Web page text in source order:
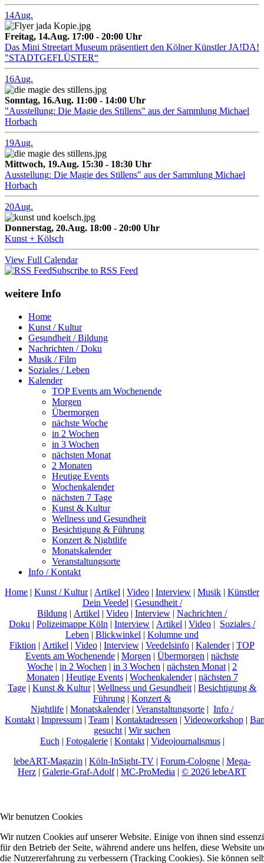
14Aug.
Freitag, 14.Aug. 17:00 - 20:00 Uhr
Das Mini Streetart Museum präsentiert den Kölner Künstler JA!DA!
"STADTGEFLÜSTER“
16Aug.
Sonntag, 16.Aug. 11:00 - 14:00 Uhr
"Ausstellung: Die Magie des Stillens" aus der Sammlung Michael
Horbach
19Aug.
Mittwoch, 19.Aug. 15:30 - 18:30 Uhr
Ausstellung: Die Magie des Stillens" aus der Sammlung Michael
Horbach
20Aug.
Donnerstag, 20.Aug. 18:00 - 20:00 Uhr
Kunst + Kölsch
View Full Calendar
Subscribe to RSS Feed
weitere Info
Home
Kunst / Kultur
Gesundheit / Bildung
Nachrichten / Doku
Musik / Film
Soziales / Leben
Kalender
TOP Events am Wochenende
Morgen
Übermorgen
nächste Woche
in 2 Wochen
in 3 Wochen
nächsten Monat
2 Monaten
Heutige Events
Wochenkalender
nächsten 7 Tage
Kunst & Kultur
Wellness und Gesundheit
Besichtigung & Führung
Konzert & Nightlife
Monatskalender
Veranstaltungsorte
Info / Kontakt
Home | Kunst / Kultur| Artikel | Video | Interview | Musik | Künstler
Dein Veedel | Gesundheit /
Bildung | Artikel | Video | Interview | Nachrichten /
Doku | Polizeimappe Köln | Interview | Artikel | Video | Soziales /
Leben | Blickwinkel | Kolumne und
Fiktion | Artikel | Video | Interview | Veedelsinfo | Kalender| TOP
Events am Wochenende | Morgen | Übermorgen | nächste
Woche | in 2 Wochen | in 3 Wochen | nächsten Monat | 2
Monaten | Heutige Events| Wochenkalender| nächsten 7
Tage | Kunst & Kultur| Wellness und Gesundheit | Besichtigung &
Führung | Konzert &
Nightlife | Monatskalender| Veranstaltungsorte | Info /
Kontakt | Impressum | Team | Kontaktadressen | Videoworkshop |
gesucht | Wir suchen
Euch | Fotogalerie| Kontakt| Videojournalismus|
lebeART-Magazin | Köln-InSight-TV | Forum-Cologne | Mega-
Herz | Galerie-Graf-Adolf| MC-ProMedia | © 2026 lebeART
Wir benutzen Cookies
Wir nutzen Cookies auf unserer Website. Einige von ihnen sind
für den Betrieb der Seite, während andere uns helfen, diese Website
die Nutzererfahrung zu verbessern (Tracking Cookies). Sie können